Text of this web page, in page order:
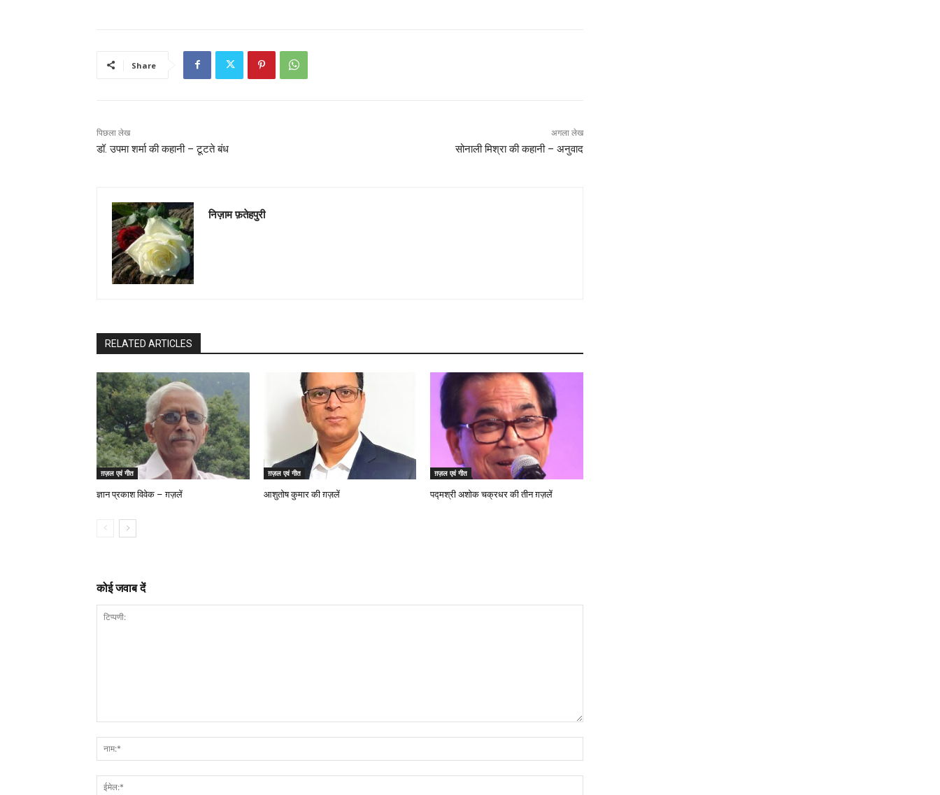
Share
पिछला लेख
डॉ. उपमा शर्मा की कहानी – टूटते बंध
अगला लेख
सोनाली मिश्रा की कहानी – अनुवाद
निज़ाम फ़तेहपुरी
RELATED ARTICLES
ग़ज़ल एवं गीत
ज्ञान प्रकाश विवेक – ग़ज़लें
ग़ज़ल एवं गीत
आशुतोष कुमार की ग़ज़लें
ग़ज़ल एवं गीत
पद्मश्री अशोक चक्रधर की तीन ग़ज़लें
कोई जवाब दें